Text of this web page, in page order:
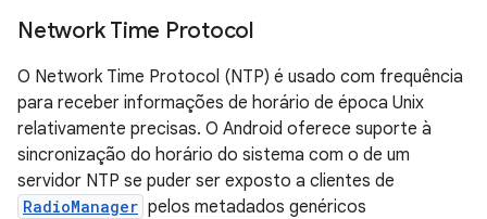
Network Time Protocol
O Network Time Protocol (NTP) é usado com frequência
para receber informações de horário de época Unix
relativamente precisas. O Android oferece suporte à
sincronização do horário do sistema com o de um
servidor NTP se puder ser exposto a clientes de
RadioManager pelos metadados genéricos